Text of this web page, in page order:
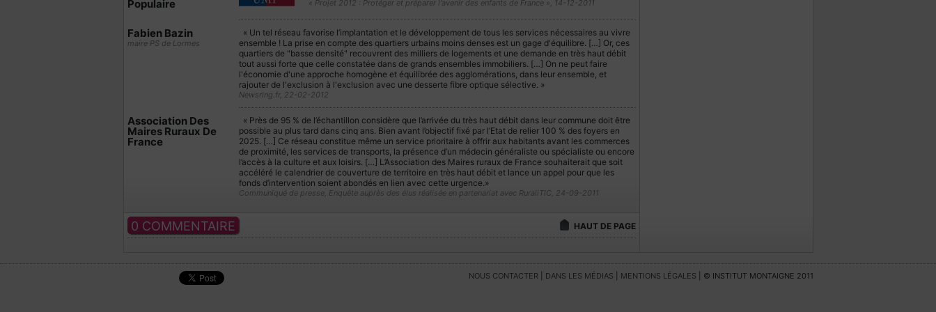
Populaire « Projet 2012 : Protéger et préparer l'avenir des enfants de France », 14-12-2011
Fabien Bazin
maire PS de Lormes
« Un tel réseau favorise l’implantation et le développement de tous les services nécessaires au vivre
ensemble ! La prise en compte des quartiers urbains moins denses est un gage d'équilibre. […] Or, ces
quartiers de "basse densité" recouvrent des milliers de logements et une demande en très haut débit
tout aussi forte que celle constatée dans de grands ensembles immobiliers. […] On ne peut faire
l'économie d'une approche homogène et équilibrée des agglomérations, dans leur ensemble, et
rajouter de l'exclusion à l'exclusion avec une desserte fibre optique sélective. »
Newsring.fr, 22-02-2012
Association Des
Maires Ruraux De
France
« Près de 95 % de l’échantillon considère que l’arrivée du très haut débit dans leur commune doit être
possible au plus tard dans cinq ans. Bien avant l’objectif fixé par l’Etat de relier 100 % des foyers en
2025. […] Ce réseau constitue même un service prioritaire à offrir aux habitants avant les commerces
de proximité, les services de transports, la présence d’un médecin généraliste ou spécialiste ou encore
l’accès à la culture et aux loisirs. […] L’Association des Maires ruraux de France souhaiterait que soit
accéléré le calendrier de couverture de territoire en très haut débit et lance un appel pour que les
fonds d’intervention soient abondés en lien avec cette urgence.»
Communiqué de presse, Enquête auprès des élus réalisée en partenariat avec RuraliTIC, 24-09-2011
HAUT DE PAGE
0 COMMENTAIRE
NOUS CONTACTER DANS LES MÉDIAS MENTIONS LÉGALES | © INSTITUT MONTAIGNE 2011